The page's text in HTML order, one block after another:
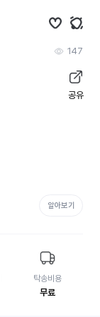
147
공유
알아보기
탁송비용
무료